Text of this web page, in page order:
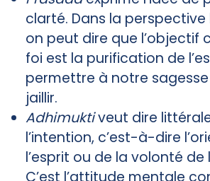
clarté. Dans la
on peut dire que l’objectif
foi est la purification de
permettre à notre
jaillir.
Adhimuktiveut dire
l’intention, c’est-à-dire
l’esprit ou de la volonté de
C’est l’attitude mentale